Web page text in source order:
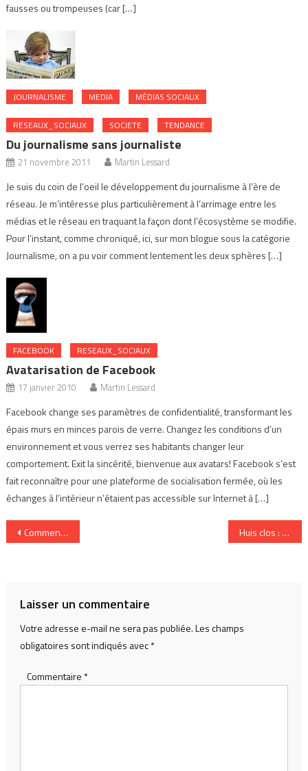
fausses ou trompeuses (car […]
JOURNALISME MEDIA MÉDIAS SOCIAUX
RESEAUX_SOCIAUX SOCIETE TENDANCE
Du journalisme sans journaliste
21 novembre 2011 Martin Lessard
Je suis du coin de l’oeil le développement du journalisme à l’ère de
réseau. Je m’intéresse plus particulièrement à l’arrimage entre les
médias et le réseau en traquant la façon dont l’écosystème se modifie.
Pour l’instant, comme chroniqué, ici, sur mon blogue sous la catégorie
Journalisme, on a pu voir comment lentement les deux sphères […]
FACEBOOK RESEAUX_SOCIAUX
Avatarisation de Facebook
17 janvier 2010 Martin Lessard
Facebook change ses paramètres de confidentialité, transformant les
épais murs en minces parois de verre. Changez les conditions d’un
environnement et vous verrez ses habitants changer leur
comportement. Exit la sincérité, bienvenue aux avatars! Facebook s’est
fait reconnaître pour une plateforme de socialisation fermée, où les
échanges à l’intérieur n’étaient pas accessible sur Internet à […]
Navigation
Comment promouvoir un film avec le web et les médias sociaux Huis clos : fin de parcours
Laisser un commentaire
Votre adresse e-mail ne sera pas publiée.Les champs
obligatoires sont indiqués avec*
Commentaire *